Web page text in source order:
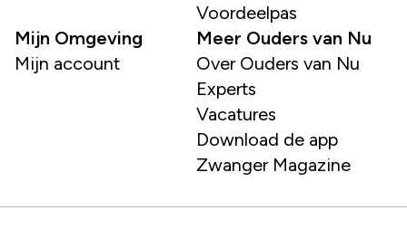
Voordeelpas
Mijn Omgeving
Mijn account
Meer Ouders van Nu
Over Ouders van Nu
Experts
Vacatures
Download de app
Zwanger Magazine